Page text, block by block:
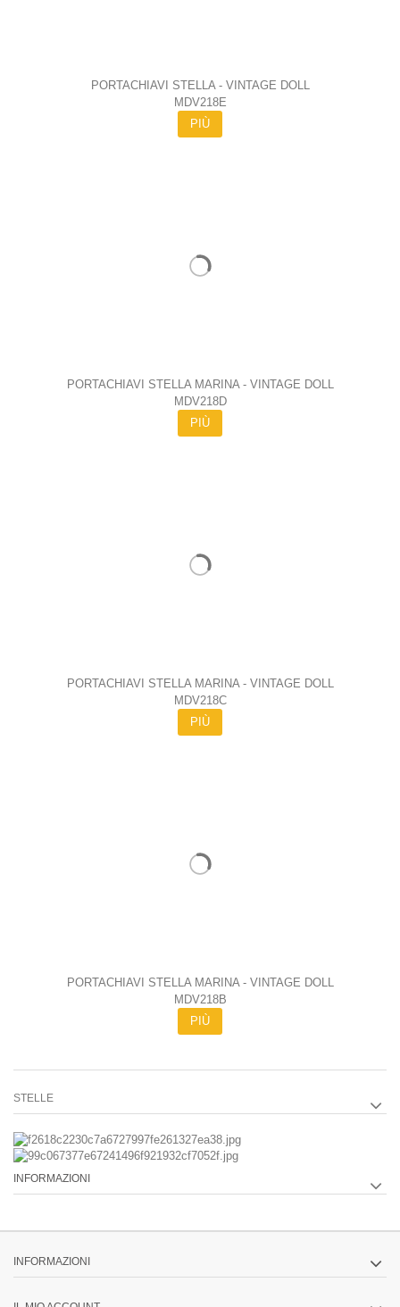
PORTACHIAVI STELLA - VINTAGE DOLL
MDV218E
PIÙ
PORTACHIAVI STELLA MARINA - VINTAGE DOLL
MDV218D
PIÙ
PORTACHIAVI STELLA MARINA - VINTAGE DOLL
MDV218C
PIÙ
PORTACHIAVI STELLA MARINA - VINTAGE DOLL
MDV218B
PIÙ
STELLE
INFORMAZIONI
INFORMAZIONI